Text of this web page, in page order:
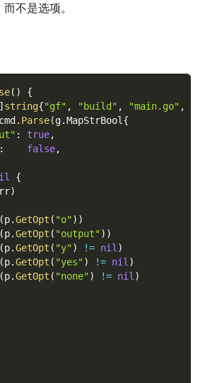
不是选项。
( )
{
] string{"gf" , "build" , "main.go" ,
. Parse(g.MapStrBool {
: true,
: false,
{
)
(p.GetOpt ( "o") )
(p.GetOpt ( "output") )
(p.GetOpt ( "y") != nil )
(p.GetOpt ( "yes") != nil )
(p.GetOpt ( "none") != nil )